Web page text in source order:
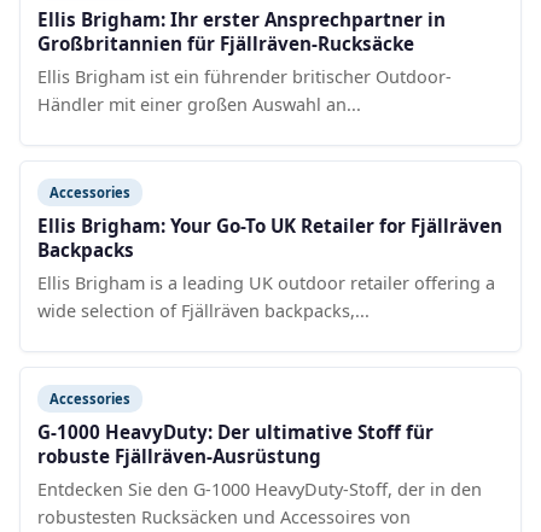
Ellis Brigham: Ihr erster Ansprechpartner in
Großbritannien für Fjällräven-Rucksäcke
Ellis Brigham ist ein führender britischer Outdoor-
Händler mit einer großen Auswahl an...
Accessories
Ellis Brigham: Your Go-To UK Retailer for Fjällräven
Backpacks
Ellis Brigham is a leading UK outdoor retailer offering a
wide selection of Fjällräven backpacks,...
Accessories
G-1000 HeavyDuty: Der ultimative Stoff für
robuste Fjällräven-Ausrüstung
Entdecken Sie den G-1000 HeavyDuty-Stoff, der in den
robustesten Rucksäcken und Accessoires von